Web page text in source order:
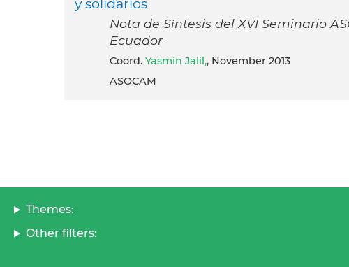
y solidarios
Nota de Síntesis del XVI Seminario
Ecuador
coord. Yasmin Jalil,, November 2013
ASOCAM
Themes:
Other filters: